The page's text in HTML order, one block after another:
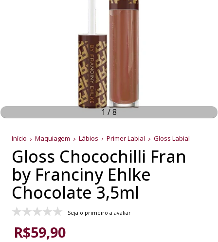
1 /8
Início Maquiagem Lábios Primer Labial Gloss Labial
Gloss Chocochilli Fran
by Franciny Ehlke
Chocolate 3,5ml
Seja o primeiro a avaliar
R$59,90